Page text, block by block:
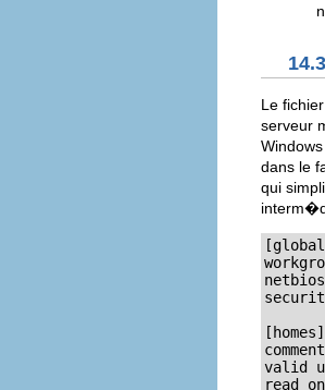
Le fichier
serveur
dans le
qui
netbios
[homes]
valid
read